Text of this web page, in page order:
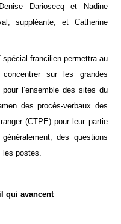
Dariosecq et Nadine
suppléante, et Catherine
francilien permettra au
sur les grandes
l’ensemble des sites du
des procès-verbaux des
(CTPE) pour leur partie
des questions
les postes.
qui avancent